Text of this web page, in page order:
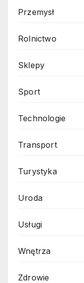
Przemysł
Rolnictwo
Sklepy
Sport
Technologie
Transport
Turystyka
Uroda
Usługi
Wnętrza
Zdrowie